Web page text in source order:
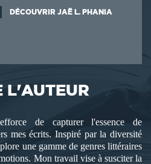
DÉCOUVRIR JAË L. PHANIA
L'AUTEUR
de capturer l'essence de
mes écrits. Inspiré par la diversité
une gamme de genres littéraires
Mon travail vise à susciter la